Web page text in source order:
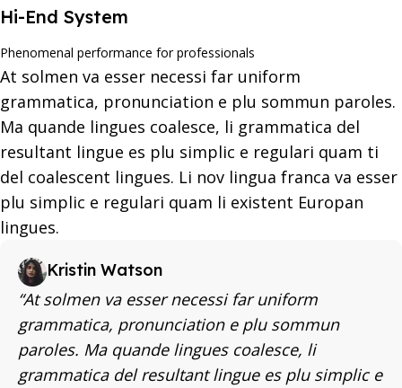
Hi-End System
Phenomenal performance for professionals
At solmen va esser necessi far uniform
grammatica, pronunciation e plu sommun paroles.
Ma quande lingues coalesce, li grammatica del
resultant lingue es plu simplic e regulari quam ti
del coalescent lingues. Li nov lingua franca va esser
plu simplic e regulari quam li existent Europan
lingues.
Kristin Watson
“At solmen va esser necessi far uniform
grammatica, pronunciation e plu sommun
paroles. Ma quande lingues coalesce, li
grammatica del resultant lingue es plu simplic e